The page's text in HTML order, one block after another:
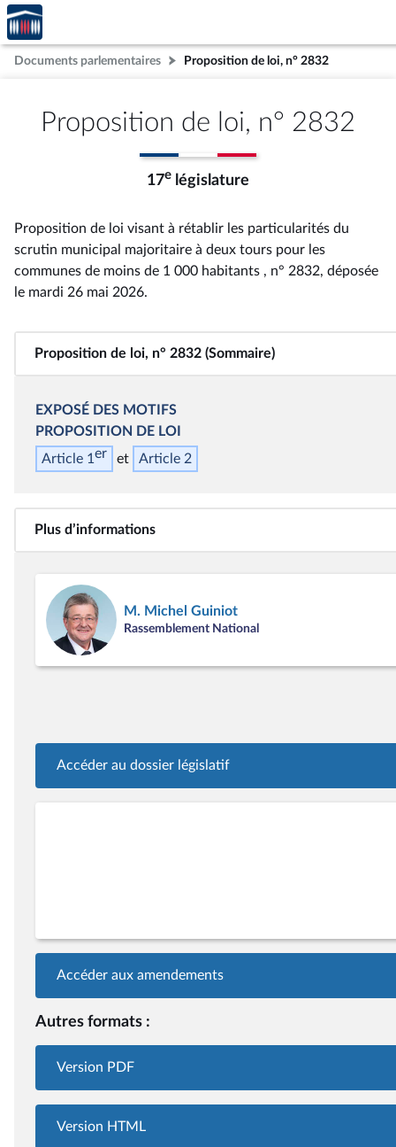
Aller au contenu
Aller en bas de la page
Accèder
à la
page
d'accueil
Documents parlementaires Proposition de loi, n° 2832
Proposition de loi, n° 2832
17e législature
Proposition de loi visant à rétablir les particularités du
scrutin municipal majoritaire à deux tours pour les
communes de moins de 1 000 habitants , n° 2832, déposée
le mardi 26 mai 2026.
Proposition de loi, n° 2832 (Sommaire)
EXPOSÉ DES MOTIFS
PROPOSITION DE LOI
Article 1er Article 2
Plus d’informations
M. Michel Guiniot
Rassemblement National
Accéder au dossier législatif
Accéder aux amendements
Autres formats :
Version PDF
Version HTML